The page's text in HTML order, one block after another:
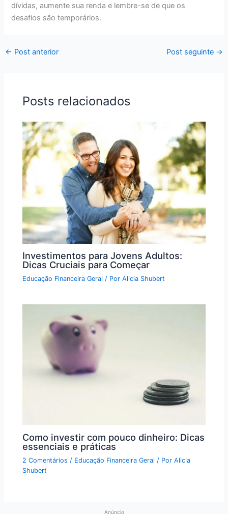
dívidas, aumente sua renda e lembre-se de que os
desafios são temporários.
← Post anterior Post seguinte →
Posts relacionados
Investimentos para Jovens Adultos:
Dicas Cruciais para Começar
Educação Financeira Geral / PorAlicia Shubert
Como investir com pouco dinheiro: Dicas
essenciais e práticas
2 Comentários / Educação Financeira Geral / PorAlicia
Shubert
Anúncio